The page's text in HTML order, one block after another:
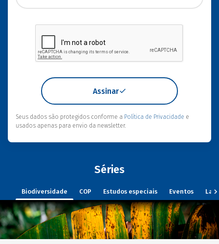
Assinar
Seus dados são protegidos conforme a Política de Privacidade e
usados apenas para envio da newsletter.
Séries
Biodiversidade COP Estudos especiais Eventos